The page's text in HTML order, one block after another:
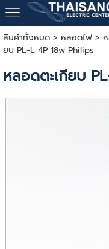
สินค้าทั้งหมด> หลอดไฟ>
ยบ PL-L 4P 18w Philips
หลอดตะเกียบ